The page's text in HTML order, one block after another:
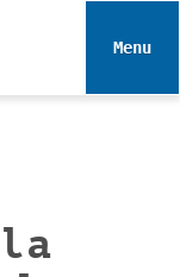
Toggle
la